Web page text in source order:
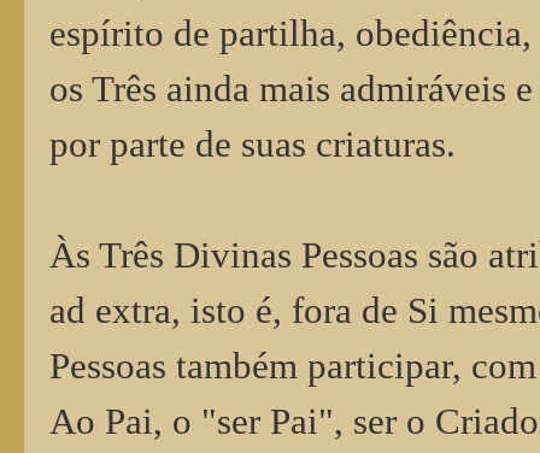
espírito de partilha,
os Três ainda mais admiráveis
por parte de suas criaturas.
Às Três Divinas Pessoas são
ad extra, isto é, fora de Si
Pessoas também participar,
Ao Pai, o "ser Pai", ser o